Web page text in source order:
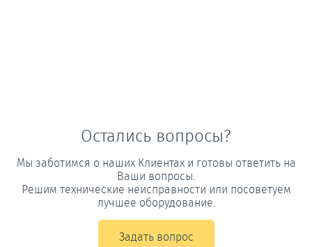
Остались вопросы?
Мы заботимся о наших Клиентах и готовы ответить на
Ваши вопросы.
Решим технические неисправности или посоветуем
лучшее оборудование.
Задать вопрос